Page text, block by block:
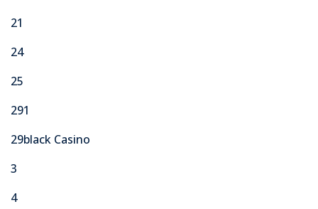
21
24
25
291
29black Casino
3
4